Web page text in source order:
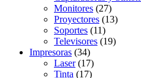
Monitores (27)
Proyectores (13)
Soportes (11)
Televisores (19)
Impresoras (34)
Laser (17)
Tinta (17)